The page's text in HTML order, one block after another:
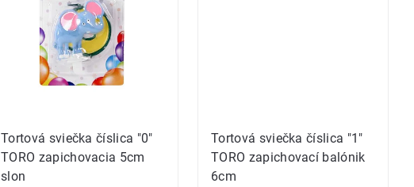
Tortová sviečka číslica "0"
TORO zapichovacia 5cm
slon
Tortová sviečka číslica "1"
TORO zapichovací balónik
6cm